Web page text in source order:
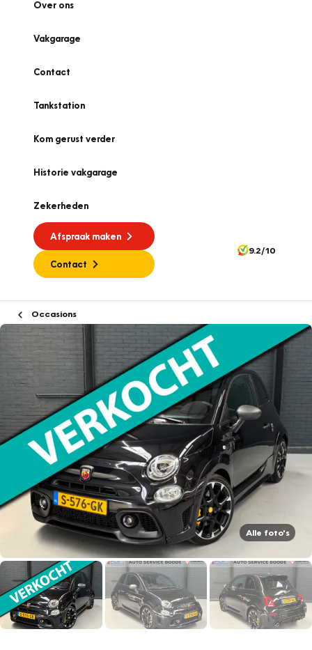
Over ons
Vakgarage
Contact
Tankstation
Kom gerust verder
Historie vakgarage
Zekerheden
Afspraak maken
Contact
9.2/10
Occasions
Alle foto's